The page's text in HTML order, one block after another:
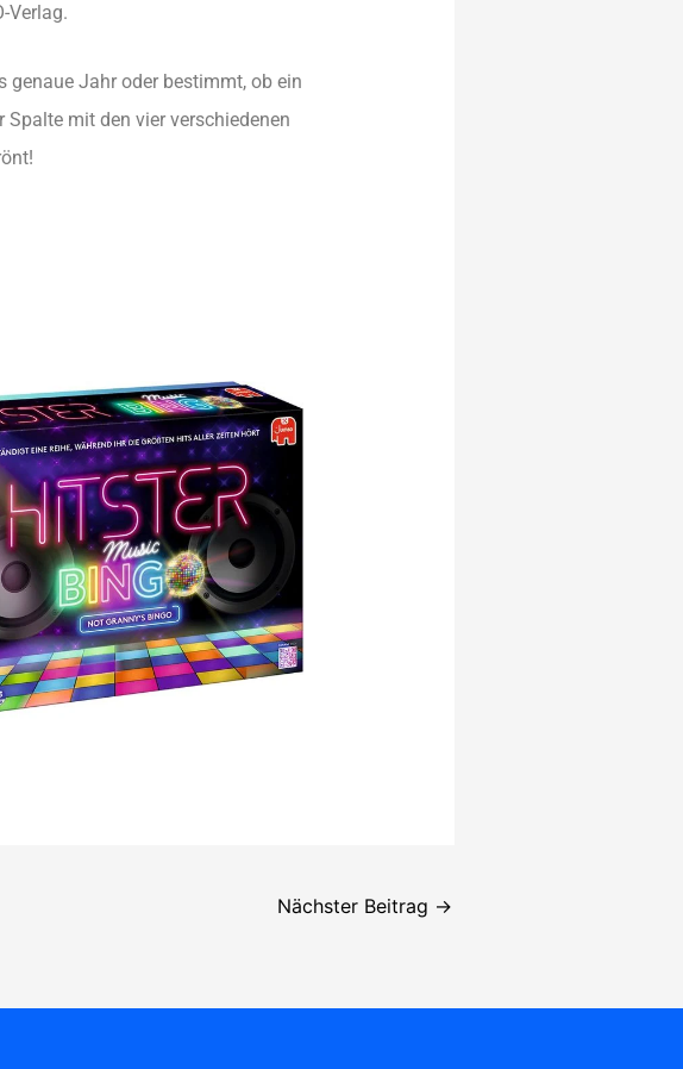
Verlag.
genaue Jahr oder bestimmt, ob ein
Spalte mit den vier verschiedenen
Nächster Beitrag →